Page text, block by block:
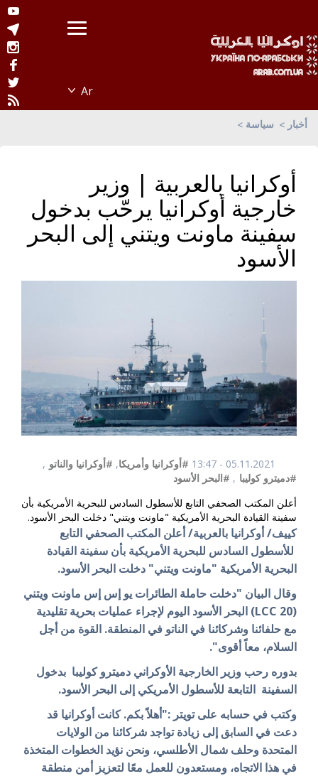
أخبار سياسة
أوكرانيا بالعربية | وزير
خارجية أوكرانيا يرحّب بدخول
سفينة ماونت ويتني إلى البحر
الأسود
05.11.2021 - 13:47 #أوكرانيا وأمريكا, #أوكرانيا والناتو ,
#دميترو كوليبا , #البحر الأسود
أعلن المكتب الصحفي التابع للأسطول السادس للبحرية الأمريكية بأن
سفينة القيادة البحرية الأمريكية "ماونت ويتني" دخلت البحر الأسود.
كييف/ أوكرانيا بالعربية/ أعلن المكتب الصحفي التابع
للأسطول السادس للبحرية الأمريكية بأن سفينة القيادة
البحرية الأمريكية "ماونت ويتني" دخلت البحر الأسود.
وقال البيان "دخلت حاملة الطائرات يو إس إس ماونت ويتني
(LCC 20) البحر الأسود اليوم لإجراء عمليات بحرية تقليدية
مع حلفائنا وشركائنا في الناتو في المنطقة. القوة من أجل
السلام، معاً أقوى".
بدوره رحب وزير الخارجية الأوكراني دميترو كوليبا بدخول
السفينة التابعة للأسطول الأمريكي إلى البحر الأسود.
وكتب في حسابه على تويتر :"أهلاً بكم. كانت أوكرانيا قد
دعت في السابق إلى زيادة تواجد شركائنا من الولايات
المتحدة وحلف شمال الأطلسي، ونحن نؤيد الخطوات المتخذة
في هذا الاتجاه، ومستعدون للعمل معًا لتعزيز أمن منطقة